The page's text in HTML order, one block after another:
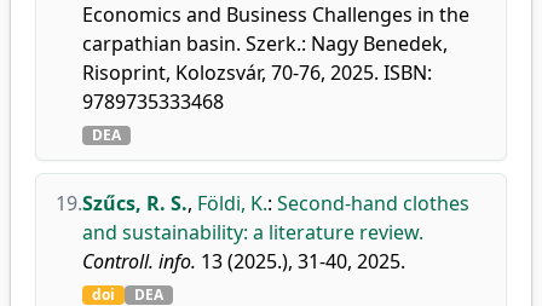
Economics and Business Challenges in the
carpathian basin. Szerk.: Nagy Benedek,
Risoprint, Kolozsvár, 70-76, 2025. ISBN:
9789735333468
DEA
19.Szűcs, R. S., Földi, K.: Second-hand clothes
and sustainability: a literature review.
Controll. info. 13 (2025.), 31-40, 2025.
doi DEA